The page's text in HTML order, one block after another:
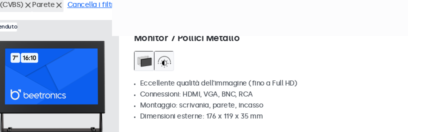
Parete Cancella i filtri
Monitor 7 Pollici Metallo
Eccellente qualità dell'immagine (fino a Full HD)
Connessioni: HDMI, VGA, BNC, RCA
Montaggio: scrivania, parete, incasso
Dimensioni esterne: 176 x 119 x 35 mm